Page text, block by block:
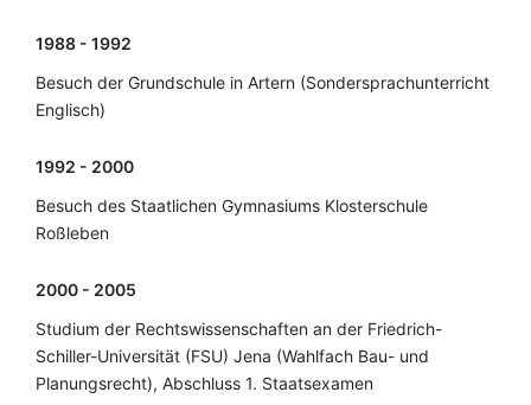
1988 - 1992
Besuch der Grundschule in Artern (Sondersprachunterricht
Englisch)
1992 - 2000
Besuch des Staatlichen Gymnasiums Klosterschule
Roßleben
2000 - 2005
Studium der Rechtswissenschaften an der Friedrich-
Schiller-Universität (FSU) Jena (Wahlfach Bau- und
Planungsrecht), Abschluss 1. Staatsexamen